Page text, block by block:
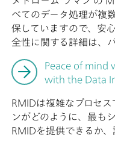
べてのデータ処理が複
保していますので、安
全性に関する詳細は、
Peace of mind
with the Data
RMIDは複雑なプロセ
ンがどのように、最も
RMIDを提供できるか、